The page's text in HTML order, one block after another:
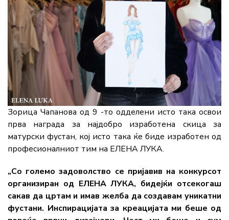
Зорица Чапанова од 9 -то одделени исто така освои
прва награда за најдобро изработена скица за
матурски фустан, кој исто така ќе биде изработен од
професионалниот тим на ЕЛЕНА ЛУКА.
„Со големо задоволство се пријавив на конкурсот
организиран од ЕЛЕНА ЛУКА, бидејќи отсекогаш
сакав да цртам и имав желба да создавам уникатни
фустани. Инспирацијата за креацијата ми беше од